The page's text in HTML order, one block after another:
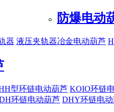
器 液压夹轨器
防爆电动
冶金电动葫芦
型环链电动葫芦 KOIO环链
环链电动葫芦 DHY环链电